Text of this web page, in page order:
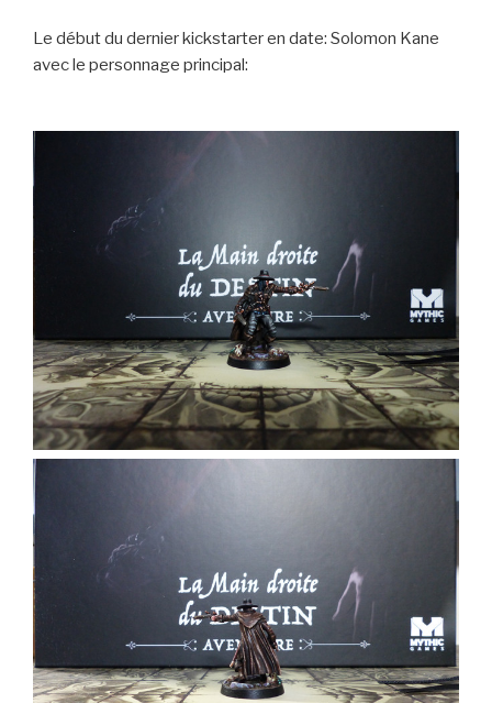
Le début du dernier kickstarter en date: Solomon Kane
avec le personnage principal: